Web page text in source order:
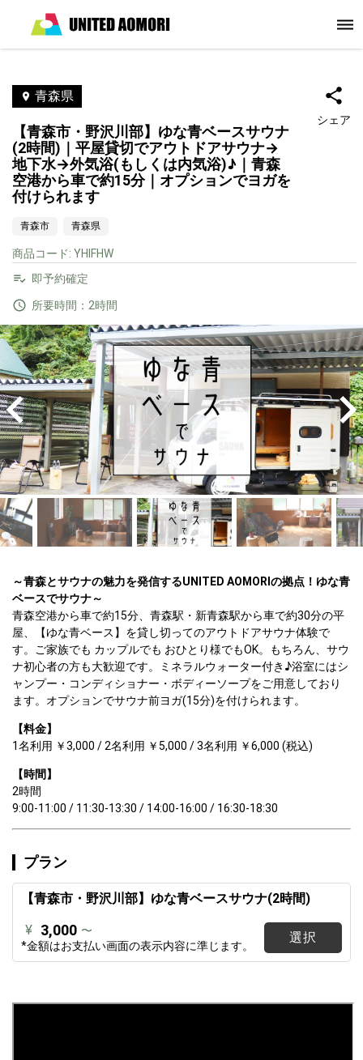
青森県
【青森市・野沢川部】ゆな青ベースサウナ
(2時間)｜平屋貸切でアウトドアサウナ→
地下水→外気浴(もしくは内気浴)♪｜青森
空港から車で約15分｜オプションでヨガを
付けられます
シェア
青森市 青森県
商品コード: YHIFHW
即予約確定
所要時間：2時間
～青森とサウナの魅力を発信するUNITED AOMORIの拠点！ゆな青
ベースでサウナ～
青森空港から車で約15分、青森駅・新青森駅から車で約30分の平
屋、【ゆな青ベース】を貸し切ってのアウトドアサウナ体験で
す。ご家族でも カップルでも おひとり様でもOK。もちろん、サウ
ナ初心者の方も大歓迎です。ミネラルウォーター付き♪浴室にはシ
ャンプー・コンディショナー・ボディーソープをご用意しており
ます。オプションでサウナ前ヨガ(15分)を付けられます。
【料金】
1名利用 ￥3,000 / 2名利用 ￥5,000 / 3名利用 ￥6,000 (税込)
【時間】
2時間
9:00-11:00 / 11:30-13:30 / 14:00-16:00 / 16:30-18:30
プラン
【青森市・野沢川部】ゆな青ベースサウナ(2時間)
¥ 3,000 〜
*金額はお支払い画面の表示内容に準じます。
選択